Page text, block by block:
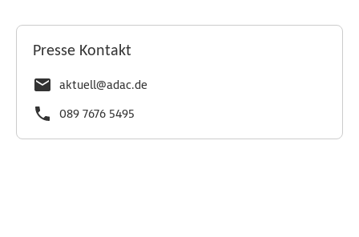
Presse Kontakt
aktuell@adac.de
089 7676 5495